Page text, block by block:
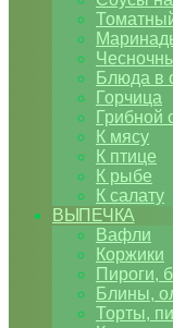
Блюда в
Горчица
Грибной
К мясу
К птице
К рыбе
К салату
ВЫПЕЧКА
Вафли
Коржики
Пироги,
Блины,
Торты,